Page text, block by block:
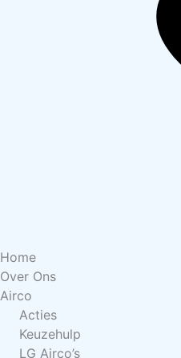
Home
Over Ons
Airco
Acties
Keuzehulp
LG Airco’s